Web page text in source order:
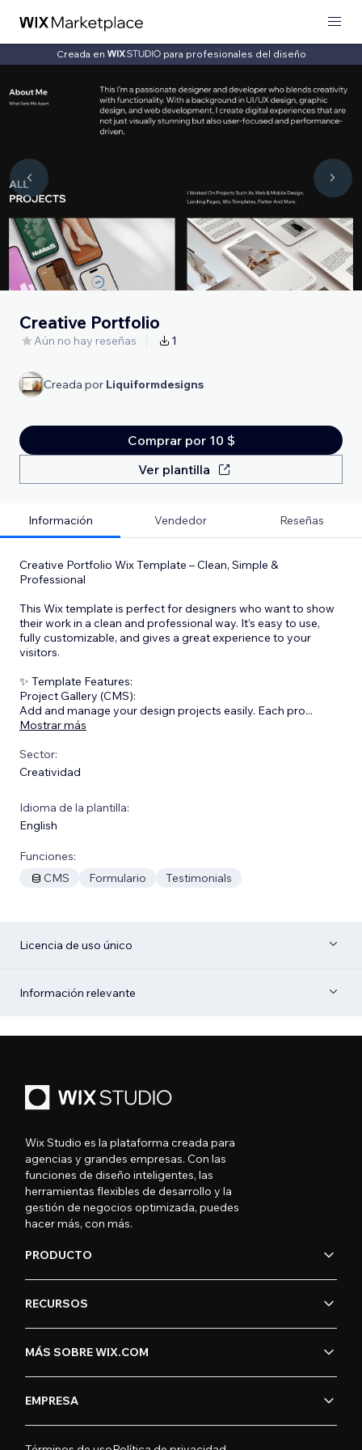
Creada en para profesionales del diseño
Creative Portfolio
Aún no hay reseñas 1
Creada por Liquiformdesigns
Comprar por 10 $
Ver plantilla
Información Vendedor Reseñas
Creative Portfolio Wix Template – Clean, Simple &
Professional
This Wix template is perfect for designers who want to show
their work in a clean and professional way. It’s easy to use,
fully customizable, and gives a great experience to your
visitors.
✨ Template Features:
Project Gallery (CMS):
Add and manage your design projects easily. Each pro...
Mostrar más
Sector:
Creatividad
Idioma de la plantilla:
English
Funciones:
CMS
Formulario Testimonials
Licencia de uso único
Información relevante
Wix Studio es la plataforma creada para
agencias y grandes empresas. Con las
funciones de diseño inteligentes, las
herramientas flexibles de desarrollo y la
gestión de negocios optimizada, puedes
hacer más, con más.
PRODUCTO
RECURSOS
MÁS SOBRE WIX.COM
EMPRESA